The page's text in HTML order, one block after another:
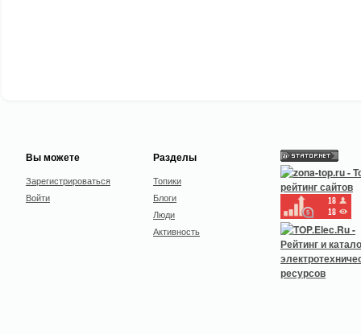
Вы можете
Зарегистрироваться
Войти
Разделы
Топики
Блоги
Люди
Активность